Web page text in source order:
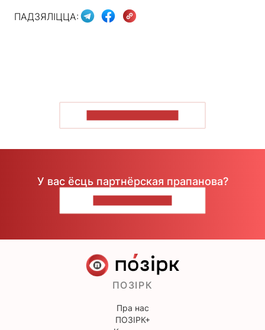
ПАДЗЯЛІЦЦА:
У вас ёсць партнёрская прапанова?
ПОЗІРК
Пра нас
ПОЗІРК+